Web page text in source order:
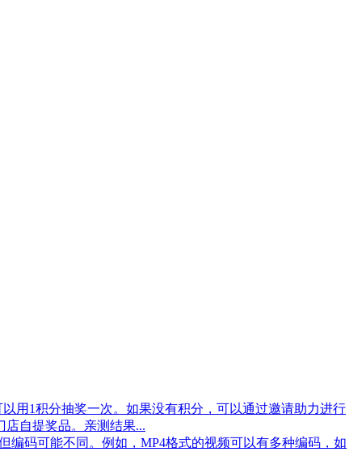
用1积分抽奖一次。如果没有积分，可以通过邀请助力进行
自提奖品。亲测结果...
码可能不同。例如，MP4格式的视频可以有多种编码，如